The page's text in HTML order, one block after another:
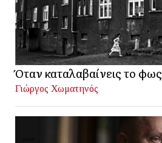
Όταν καταλαβαίνεις το φως
Γιώργος Χωματηνός